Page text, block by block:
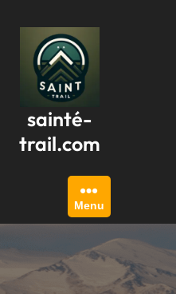
contenu
sainté-
trail.com
Menu